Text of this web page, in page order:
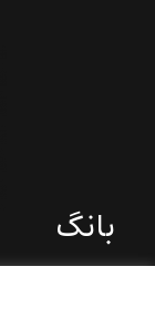
بانگ